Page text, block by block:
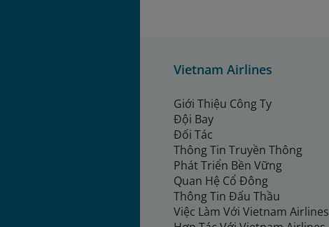
Vietnam Airlines
Giới Thiệu Công Ty
Đội Bay
Đối Tác
Thông Tin Truyền Thông
Phát Triển Bền Vững
Quan Hệ Cổ Đông
Thông Tin Đấu Thầu
Việc Làm Với Vietnam Airlines